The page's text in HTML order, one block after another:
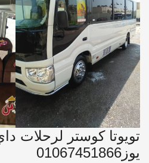
تويوتا كوستر لرحلات
يوز01067451866